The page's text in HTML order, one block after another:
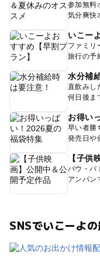
参加無料
気分爽快
いこー
ファミリ
旅行の予
水分補
直飲みし
何日後ま
お得い
早い者勝
発売日や
【子供
パウ・パ
アンパン
SNSでいこーよ